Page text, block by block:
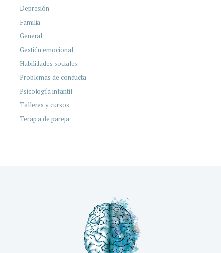
Depresión
Familia
General
Gestión emocional
Habilidades sociales
Problemas de conducta
Psicología infantil
Talleres y cursos
Terapia de pareja